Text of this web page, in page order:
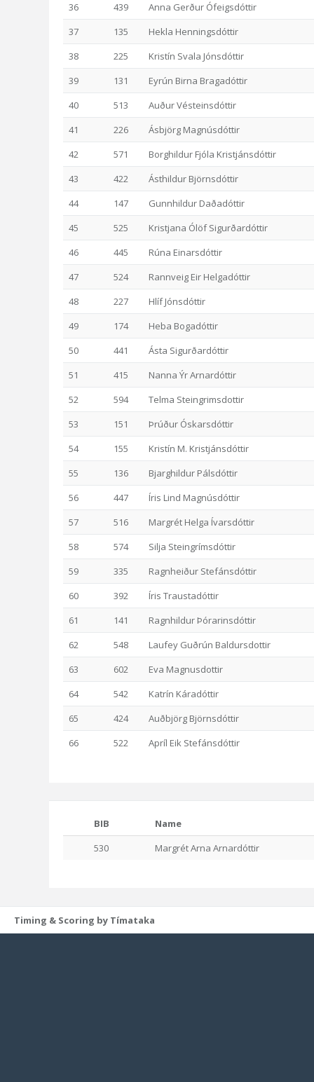
36
439
Anna Gerður Ófeigsdóttir
37
135
Hekla Henningsdóttir
38
225
Kristín Svala Jónsdóttir
39
131
Eyrún Birna Bragadóttir
40
513
Auður Vésteinsdóttir
41
226
Ásbjörg Magnúsdóttir
42
571
Borghildur Fjóla Kristjánsdóttir
43
422
Ásthildur Björnsdóttir
44
147
Gunnhildur Daðadóttir
45
525
Kristjana Ólöf Sigurðardóttir
46
445
Rúna Einarsdóttir
47
524
Rannveig Eir Helgadóttir
48
227
Hlíf Jónsdóttir
49
174
Heba Bogadóttir
50
441
Ásta Sigurðardóttir
51
415
Nanna Ýr Arnardóttir
52
594
Telma Steingrimsdottir
53
151
Þrúður Óskarsdóttir
54
155
Kristín M. Kristjánsdóttir
55
136
Bjarghildur Pálsdóttir
56
447
Íris Lind Magnúsdóttir
57
516
Margrét Helga Ívarsdóttir
58
574
Silja Steingrímsdóttir
59
335
Ragnheiður Stefánsdóttir
60
392
Íris Traustadóttir
61
141
Ragnhildur Þórarinsdóttir
62
548
Laufey Guðrún Baldursdottir
63
602
Eva Magnusdottir
64
542
Katrín Káradóttir
65
424
Auðbjörg Björnsdóttir
66
522 Apríl Eik Stefánsdóttir
BIB
Name
530
Margrét Arna Arnardóttir
Timing & Scoring by Tímataka